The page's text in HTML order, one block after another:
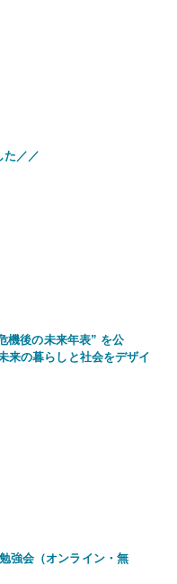
た／／
機後の未来年表” を公
来の暮らしと社会をデザイ
強会（オンライン・無